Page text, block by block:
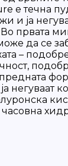
e течна
и ја
првата
да се
–
негуваат